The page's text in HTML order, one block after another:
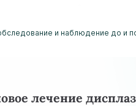
и наблюдение до и
лечение